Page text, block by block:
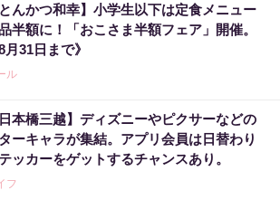
とんかつ和幸】小学生以下は定食メニュー
半額に！「おこさま半額フェア」開催。
8月31日まで》
ル
日本橋三越】ディズニーやピクサーなどの
ーキャラが集結。アプリ会員は日替わり
ッカーをゲットするチャンスあり。
フ